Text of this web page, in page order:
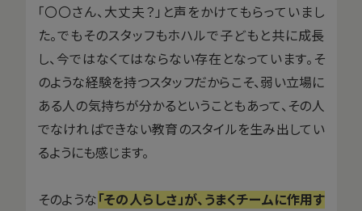
「〇〇さん、大丈夫？」と声をかけてもらっていまし
た。でもそのスタッフもホハルで子どもと共に成長
し、今ではなくてはならない存在となっています。そ
のような経験を持つスタッフだからこそ、弱い立場に
ある人の気持ちが分かるということもあって、その人
でなければできない教育のスタイルを生み出してい
るようにも感じます。
そのような「その人らしさ」が、うまくチームに作用す